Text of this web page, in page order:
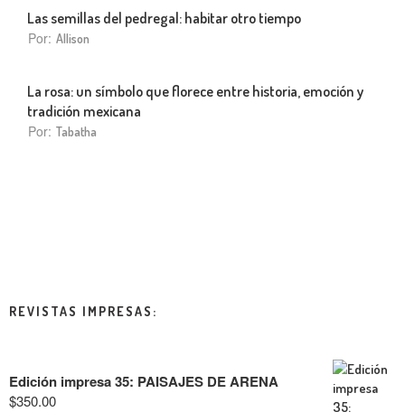
Las semillas del pedregal: habitar otro tiempo
Por: Allison
La rosa: un símbolo que florece entre historia, emoción y
tradición mexicana
Por: Tabatha
REVISTAS IMPRESAS:
Edición impresa 35: PAISAJES DE ARENA
$350.00